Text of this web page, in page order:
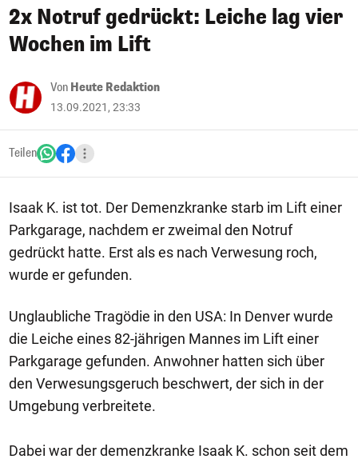
2x Notruf gedrückt: Leiche lag vier
Wochen im Lift
Von Heute Redaktion
13.09.2021, 23:33
Teilen
Isaak K. ist tot. Der Demenzkranke starb im Lift einer
Parkgarage, nachdem er zweimal den Notruf
gedrückt hatte. Erst als es nach Verwesung roch,
wurde er gefunden.
Unglaubliche Tragödie in den USA: In Denver wurde
die Leiche eines 82-jährigen Mannes im Lift einer
Parkgarage gefunden. Anwohner hatten sich über
den Verwesungsgeruch beschwert, der sich in der
Umgebung verbreitete.
Dabei war der demenzkranke Isaak K. schon seit dem